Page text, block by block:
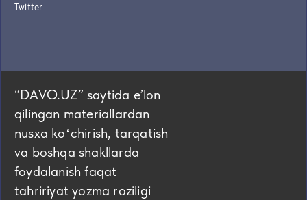
Twitter
“DAVO.UZ” saytida eʼlon
qilingan materiallardan
nusxa koʻchirish, tarqatish
va boshqa shakllarda
foydalanish faqat
tahririyat yozma roziligi